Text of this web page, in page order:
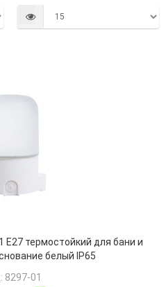
термостойкий для бани и
белый IP65
8297-01